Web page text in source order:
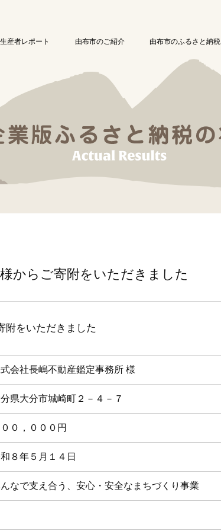
生産者レポート 由布市のご紹介 由布市のふるさと納税
からご寄附をいただきました
をいただきました
会社長嶋不動産鑑定事務所 様
県大分市城崎町２－４－７
００，０００円
８年５月１４日
なで支え合う、安心・安全なまちづくり事業